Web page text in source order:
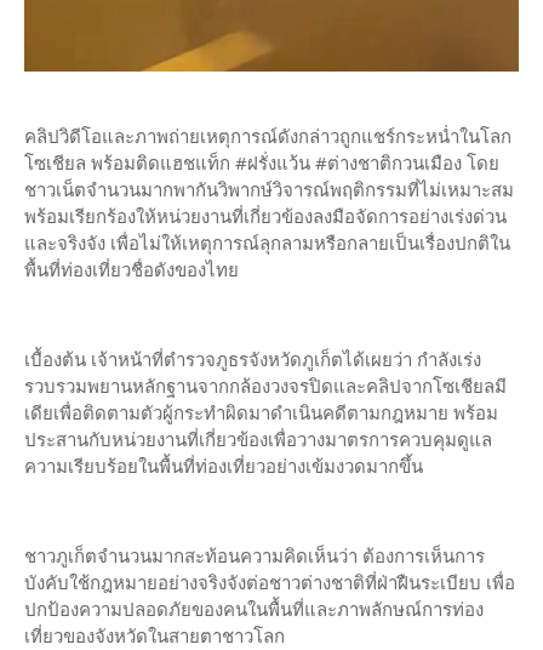
คลิปวิดีโอและภาพถ่ายเหตุการณ์ดังกล่าวถูกแชร์กระหน่ำในโลก
โซเชียล พร้อมติดแฮชแท็ก #ฝรั่งแว้น #ต่างชาติกวนเมือง โดย
ชาวเน็ตจำนวนมากพากันวิพากษ์วิจารณ์พฤติกรรมที่ไม่เหมาะสม
พร้อมเรียกร้องให้หน่วยงานที่เกี่ยวข้องลงมือจัดการอย่างเร่งด่วน
และจริงจัง เพื่อไม่ให้เหตุการณ์ลุกลามหรือกลายเป็นเรื่องปกติใน
พื้นที่ท่องเที่ยวชื่อดังของไทย
เบื้องต้น เจ้าหน้าที่ตำรวจภูธรจังหวัดภูเก็ตได้เผยว่า กำลังเร่ง
รวบรวมพยานหลักฐานจากกล้องวงจรปิดและคลิปจากโซเชียลมี
เดียเพื่อติดตามตัวผู้กระทำผิดมาดำเนินคดีตามกฎหมาย พร้อม
ประสานกับหน่วยงานที่เกี่ยวข้องเพื่อวางมาตรการควบคุมดูแล
ความเรียบร้อยในพื้นที่ท่องเที่ยวอย่างเข้มงวดมากขึ้น
ชาวภูเก็ตจำนวนมากสะท้อนความคิดเห็นว่า ต้องการเห็นการ
บังคับใช้กฎหมายอย่างจริงจังต่อชาวต่างชาติที่ฝ่าฝืนระเบียบ เพื่อ
ปกป้องความปลอดภัยของคนในพื้นที่และภาพลักษณ์การท่อง
เที่ยวของจังหวัดในสายตาชาวโลก